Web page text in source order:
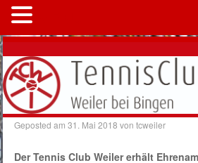
Geposted am31. Mai 2018 vontcweiler
Der Tennis Club Weiler erhält